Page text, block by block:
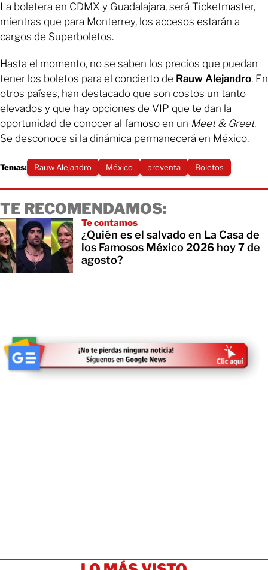
La boletera en CDMX y Guadalajara, será Ticketmaster,
mientras que para Monterrey, los accesos estarán a
cargos de Superboletos.
Hasta el momento, no se saben los precios que puedan
tener los boletos para el concierto de Rauw Alejandro. En
otros países, han destacado que son costos un tanto
elevados y que hay opciones de VIP que te dan la
oportunidad de conocer al famoso en un Meet & Greet.
Se desconoce si la dinámica permanecerá en México.
Temas: Rauw Alejandro México preventa Boletos
TE RECOMENDAMOS:
Te contamos
¿Quién es el salvado en La Casa de
los Famosos México 2026 hoy 7 de
agosto?